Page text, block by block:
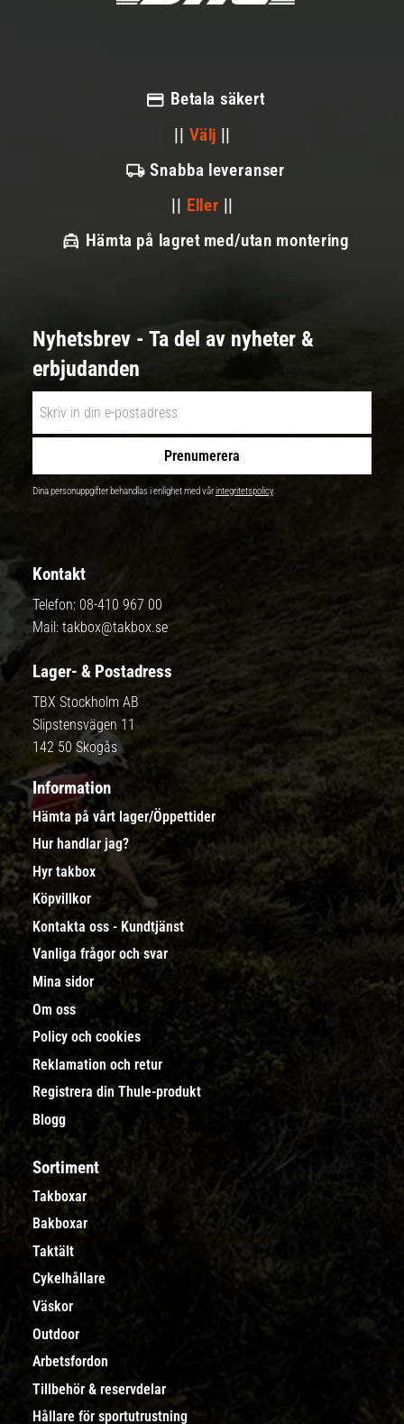
Betala säkert
|| Välj ||
Snabba leveranser
|| Eller ||
Hämta på lagret med/utan montering
Nyhetsbrev - Ta del av nyheter &
erbjudanden
Prenumerera
Dina personuppgifter behandlas i enlighet med vårintegritetspolicy.
Kontakt
Telefon: 08-410 967 00
Mail: takbox@takbox.se
Lager- & Postadress
TBX Stockholm AB
Slipstensvägen 11
142 50 Skogås
Information
Hämta på vårt lager/Öppettider
Hur handlar jag?
Hyr takbox
Köpvillkor
Kontakta oss - Kundtjänst
Vanliga frågor och svar
Mina sidor
Om oss
Policy och cookies
Reklamation och retur
Registrera din Thule-produkt
Blogg
Sortiment
Takboxar
Bakboxar
Taktält
Cykelhållare
Väskor
Outdoor
Arbetsfordon
Tillbehör & reservdelar
Hållare för sportutrustning